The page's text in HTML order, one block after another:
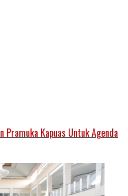
Pramuka Kapuas Untuk Agenda